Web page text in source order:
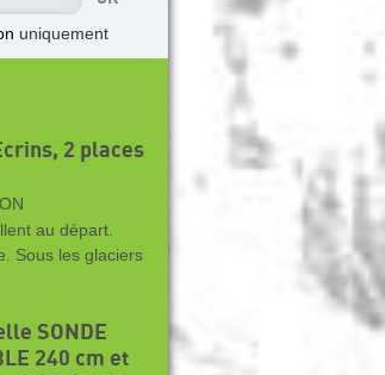
uniquement
2 places
au départ.
Sous les glaciers
SONDE
240 cm et